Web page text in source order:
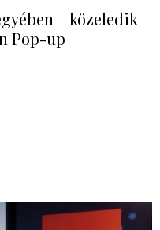
– közeledik
Pop-up